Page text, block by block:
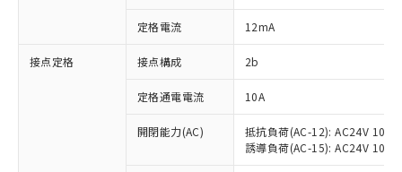
定格電流 12mA
接点定格 接点構成 2b
定格通電電流 10A
開閉能力(AC)
抵抗負荷(AC-12): AC24V 10A/
誘導負荷(AC-15): AC24V
ご利用条件
以下の条件をお読みいただき、同意のうえ
対応済み：EU RoHS指令（10物質）の
非含有に対応した製品が提供可能な商品で
対応予定：EU RoHS指令（10物質）の非含
有に対応した製品に切り替える予定のある
対応予定なし：EU RoHS指令（10物質）の
非含有に非対応の商品で、対応品を出す予